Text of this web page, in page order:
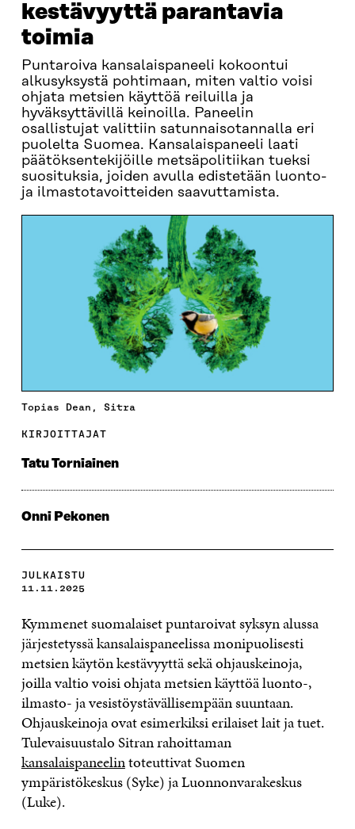
kestävyyttä parantavia
toimia
Puntaroiva kansalaispaneeli kokoontui
alkusyksystä pohtimaan, miten valtio voisi
ohjata metsien käyttöä reiluilla ja
hyväksyttävillä keinoilla. Paneelin
osallistujat valittiin satunnaisotannalla eri
puolelta Suomea. Kansalaispaneeli laati
päätöksentekijöille metsäpolitiikan tueksi
suosituksia, joiden avulla edistetään luonto-
ja ilmastotavoitteiden saavuttamista.
Topias Dean, Sitra
KIRJOITTAJAT
Tatu Torniainen
Onni Pekonen
JULKAISTU
11.11.2025
Kymmenet suomalaiset puntaroivat syksyn alussa
järjestetyssä kansalaispaneelissa monipuolisesti
metsien käytön kestävyyttä sekä ohjauskeinoja,
joilla valtio voisi ohjata metsien käyttöä luonto-,
ilmasto- ja vesistöystävällisempään suuntaan.
Ohjauskeinoja ovat esimerkiksi erilaiset lait ja tuet.
Tulevaisuustalo Sitran rahoittaman
kansalaispaneelintoteuttivat Suomen
ympäristökeskus (Syke) ja Luonnonvarakeskus
(Luke).